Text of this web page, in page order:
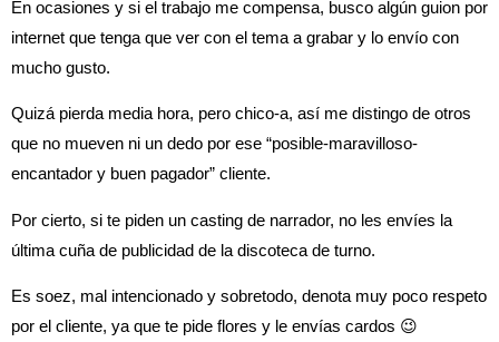
En ocasiones y si el trabajo me compensa, busco algún guion por
internet que tenga que ver con el tema a grabar y lo envío con
mucho gusto.
Quizá pierda media hora, pero chico-a, así me distingo de otros
que no mueven ni un dedo por ese “posible-maravilloso-
encantador y buen pagador” cliente.
Por cierto, si te piden un casting de narrador, no les envíes la
última cuña de publicidad de la discoteca de turno.
Es soez, mal intencionado y sobretodo, denota muy poco respeto
por el cliente, ya que te pide flores y le envías cardos 😉